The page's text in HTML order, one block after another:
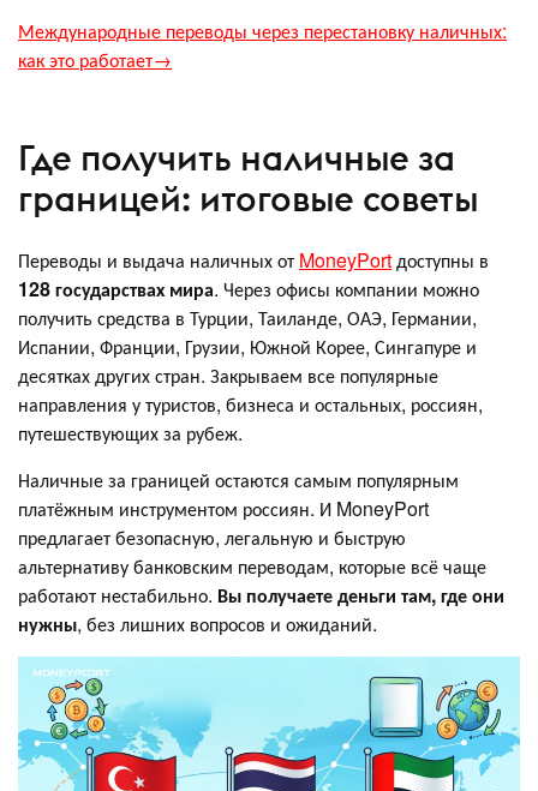
Международные переводы через перестановку наличных:
как это работает→
Где получить наличные за
границей: итоговые советы
Переводы и выдача наличных от MoneyPortдоступны в
128 государствах мира. Через офисы компании можно
получить средства в Турции, Таиланде, ОАЭ, Германии,
Испании, Франции, Грузии, Южной Корее, Сингапуре и
десятках других стран. Закрываем все популярные
направления у туристов, бизнеса и остальных, россиян,
путешествующих за рубеж.
Наличные за границей остаются самым популярным
платёжным инструментом россиян. И MoneyPort
предлагает безопасную, легальную и быструю
альтернативу банковским переводам, которые всё чаще
работают нестабильно. Вы получаете деньги там, где они
нужны, без лишних вопросов и ожиданий.